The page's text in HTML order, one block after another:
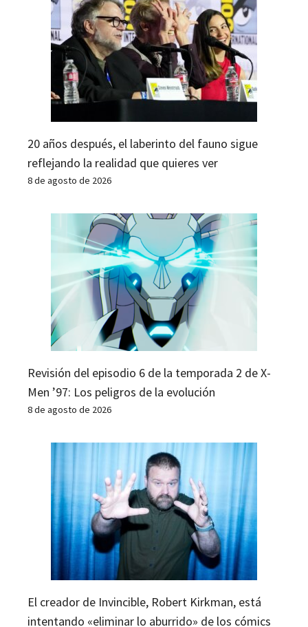
20 años después, el laberinto del fauno sigue
reflejando la realidad que quieres ver
8 de agosto de 2026
Revisión del episodio 6 de la temporada 2 de X-
Men ’97: Los peligros de la evolución
8 de agosto de 2026
El creador de Invincible, Robert Kirkman, está
intentando «eliminar lo aburrido» de los cómics